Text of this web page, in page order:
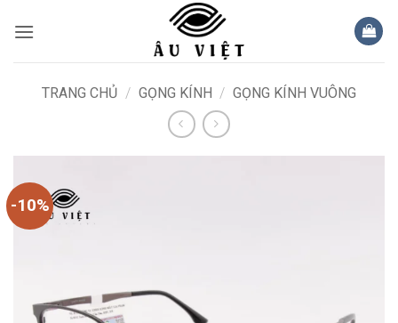
qua
TRANG CHỦ / GỌNG KÍNH / GỌNG KÍNH VUÔNG
-10%